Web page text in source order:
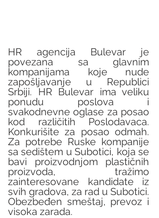
HR agencija Bulevar je
povezana sa glavnim
kompanijama koje nude
zapošljavanje u Republici
Srbiji. HR Bulevar ima veliku
ponudu poslova i
svakodnevne oglase za posao
kod različitih Poslodavaca.
Konkurišite za posao odmah.
Za potrebe Ruske kompanije
sa sedištem u Subotici, koja se
bavi proizvodnjom plastičnih
proizvoda, tražimo
zainteresovane kandidate iz
svih gradova, za rad u Subotici.
Obezbeđen smeštaj, prevoz i
visoka zarada.